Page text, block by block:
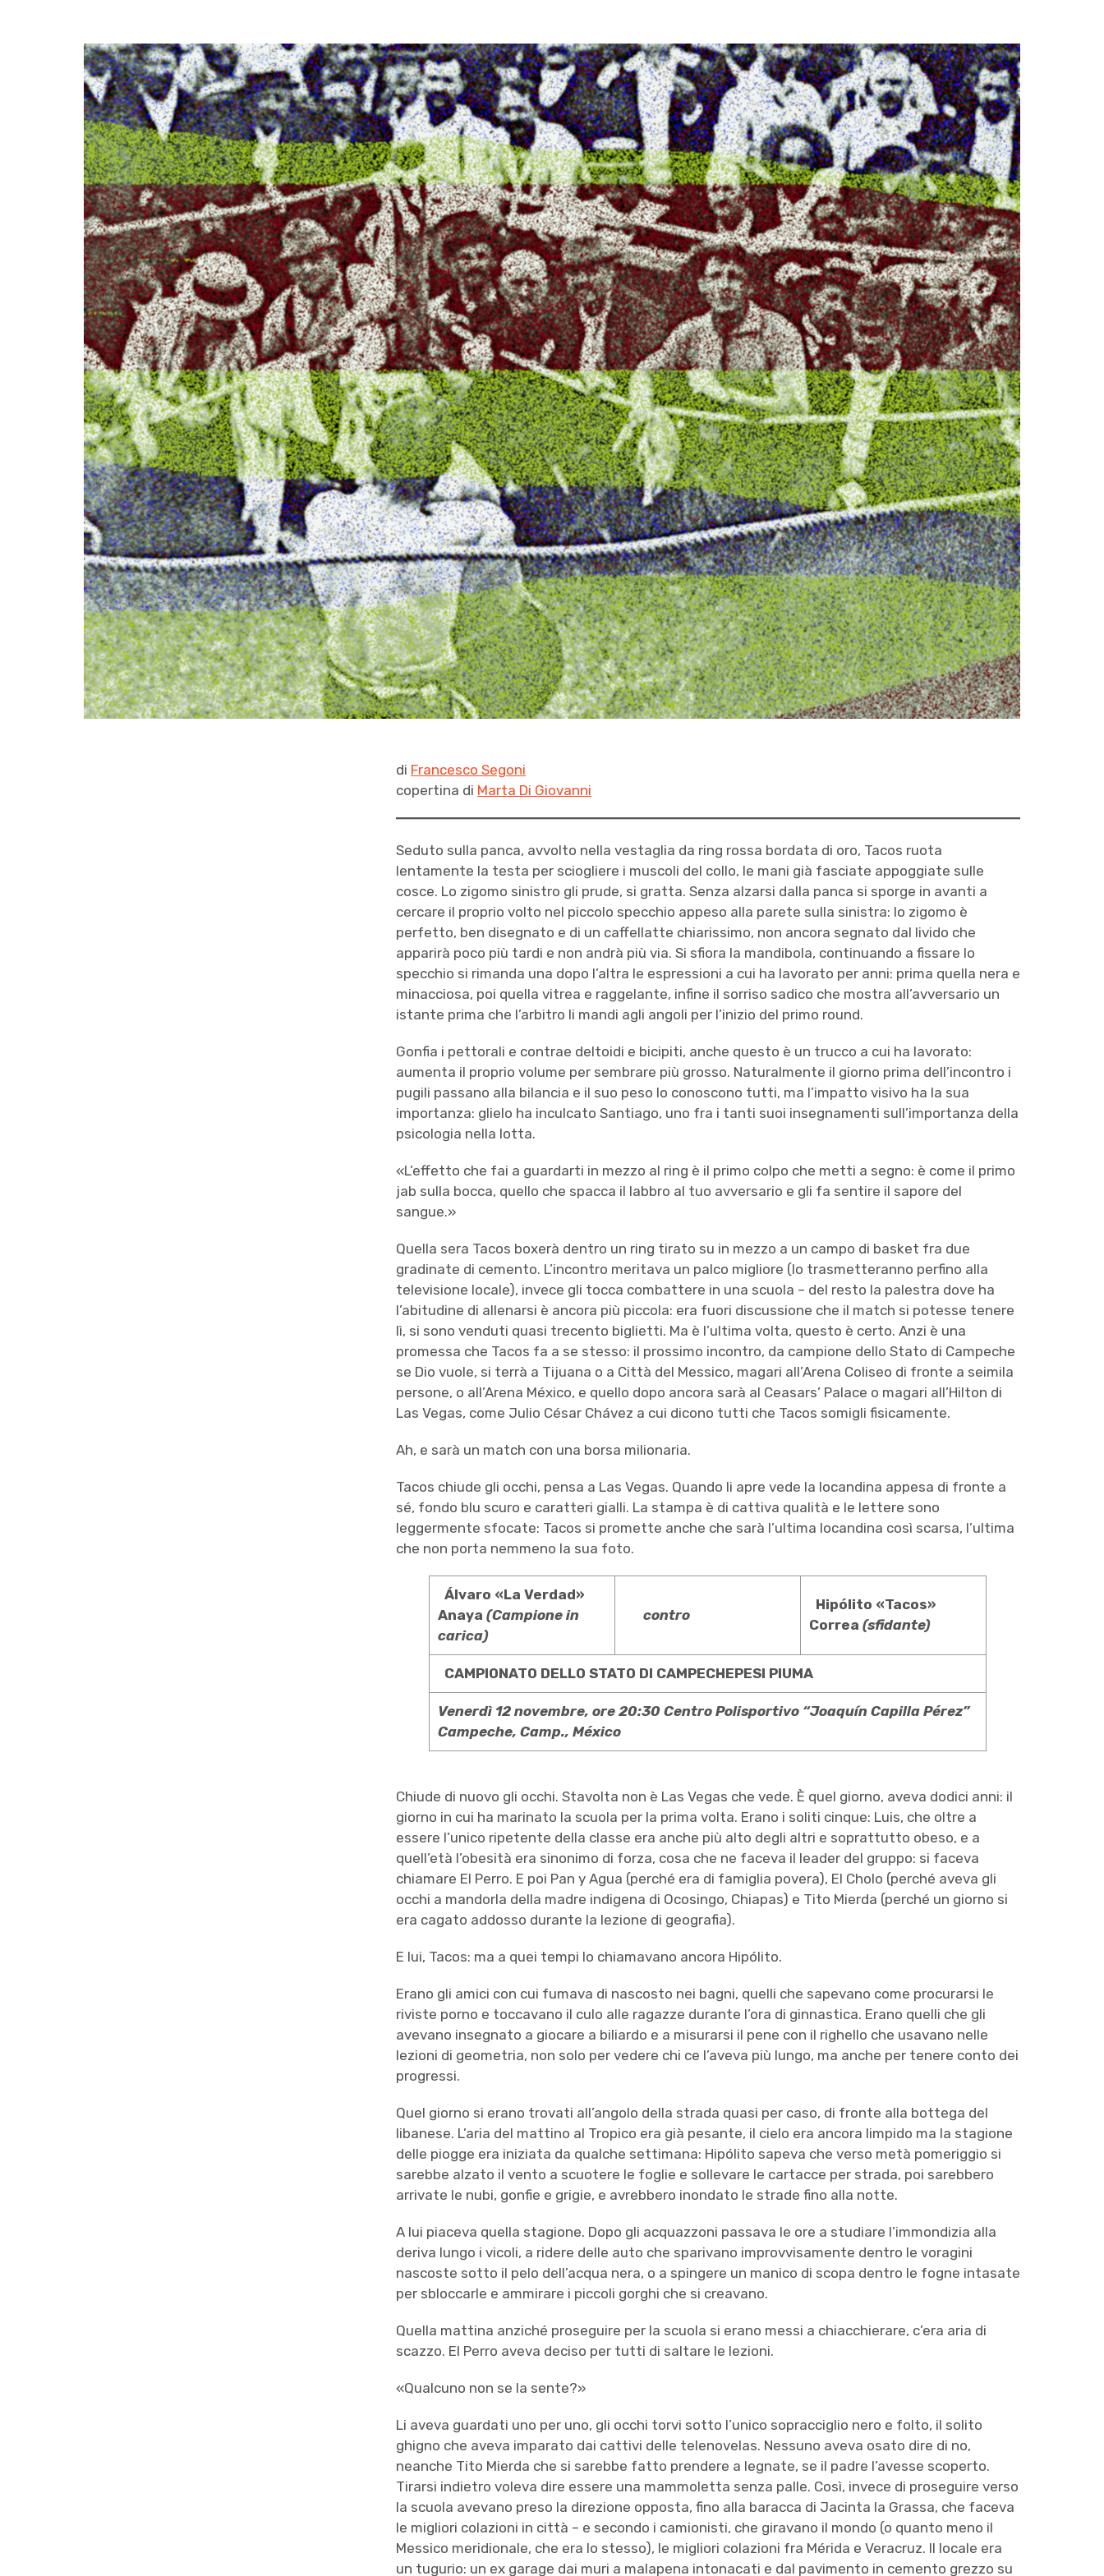
di Francesco Segoni
copertina di Marta Di Giovanni
Seduto sulla panca, avvolto nella vestaglia da ring rossa bordata di oro, Tacos ruota
lentamente la testa per sciogliere i muscoli del collo, le mani già fasciate appoggiate sulle
cosce. Lo zigomo sinistro gli prude, si gratta. Senza alzarsi dalla panca si sporge in avanti a
cercare il proprio volto nel piccolo specchio appeso alla parete sulla sinistra: lo zigomo è
perfetto, ben disegnato e di un caffellatte chiarissimo, non ancora segnato dal livido che
apparirà poco più tardi e non andrà più via. Si sfiora la mandibola, continuando a fissare lo
specchio si rimanda una dopo l’altra le espressioni a cui ha lavorato per anni: prima quella nera e
minacciosa, poi quella vitrea e raggelante, infine il sorriso sadico che mostra all’avversario un
istante prima che l’arbitro li mandi agli angoli per l’inizio del primo round.
Gonfia i pettorali e contrae deltoidi e bicipiti, anche questo è un trucco a cui ha lavorato:
aumenta il proprio volume per sembrare più grosso. Naturalmente il giorno prima dell’incontro i
pugili passano alla bilancia e il suo peso lo conoscono tutti, ma l’impatto visivo ha la sua
importanza: glielo ha inculcato Santiago, uno fra i tanti suoi insegnamenti sull’importanza della
psicologia nella lotta.
«L’effetto che fai a guardarti in mezzo al ring è il primo colpo che metti a segno: è come il primo
jab sulla bocca, quello che spacca il labbro al tuo avversario e gli fa sentire il sapore del
sangue.»
Quella sera Tacos boxerà dentro un ring tirato su in mezzo a un campo di basket fra due
gradinate di cemento. L’incontro meritava un palco migliore (lo trasmetteranno perfino alla
televisione locale), invece gli tocca combattere in una scuola – del resto la palestra dove ha
l’abitudine di allenarsi è ancora più piccola: era fuori discussione che il match si potesse tenere
lì, si sono venduti quasi trecento biglietti. Ma è l’ultima volta, questo è certo. Anzi è una
promessa che Tacos fa a se stesso: il prossimo incontro, da campione dello Stato di Campeche
se Dio vuole, si terrà a Tijuana o a Città del Messico, magari all’Arena Coliseo di fronte a seimila
persone, o all’Arena México, e quello dopo ancora sarà al Ceasars’ Palace o magari all’Hilton di
Las Vegas, come Julio César Chávez a cui dicono tutti che Tacos somigli fisicamente.
Ah, e sarà un match con una borsa milionaria.
Tacos chiude gli occhi, pensa a Las Vegas. Quando li apre vede la locandina appesa di fronte a
sé, fondo blu scuro e caratteri gialli. La stampa è di cattiva qualità e le lettere sono
leggermente sfocate: Tacos si promette anche che sarà l’ultima locandina così scarsa, l’ultima
che non porta nemmeno la sua foto.
Álvaro «La Verdad»
Anaya (Campione in
carica)
contro
Hipólito «Tacos»
Correa (sfidante)
CAMPIONATO DELLO STATO DI CAMPECHEPESI PIUMA
Venerdì 12 novembre, ore 20:30 Centro Polisportivo “Joaquín Capilla Pérez”
Campeche, Camp., México
Chiude di nuovo gli occhi. Stavolta non è Las Vegas che vede. È quel giorno, aveva dodici anni: il
giorno in cui ha marinato la scuola per la prima volta. Erano i soliti cinque: Luis, che oltre a
essere l’unico ripetente della classe era anche più alto degli altri e soprattutto obeso, e a
quell’età l’obesità era sinonimo di forza, cosa che ne faceva il leader del gruppo: si faceva
chiamare El Perro. E poi Pan y Agua (perché era di famiglia povera), El Cholo (perché aveva gli
occhi a mandorla della madre indigena di Ocosingo, Chiapas) e Tito Mierda (perché un giorno si
era cagato addosso durante la lezione di geografia).
E lui, Tacos: ma a quei tempi lo chiamavano ancora Hipólito.
Erano gli amici con cui fumava di nascosto nei bagni, quelli che sapevano come procurarsi le
riviste porno e toccavano il culo alle ragazze durante l’ora di ginnastica. Erano quelli che gli
avevano insegnato a giocare a biliardo e a misurarsi il pene con il righello che usavano nelle
lezioni di geometria, non solo per vedere chi ce l’aveva più lungo, ma anche per tenere conto dei
progressi.
Quel giorno si erano trovati all’angolo della strada quasi per caso, di fronte alla bottega del
libanese. L’aria del mattino al Tropico era già pesante, il cielo era ancora limpido ma la stagione
delle piogge era iniziata da qualche settimana: Hipólito sapeva che verso metà pomeriggio si
sarebbe alzato il vento a scuotere le foglie e sollevare le cartacce per strada, poi sarebbero
arrivate le nubi, gonfie e grigie, e avrebbero inondato le strade fino alla notte.
A lui piaceva quella stagione. Dopo gli acquazzoni passava le ore a studiare l’immondizia alla
deriva lungo i vicoli, a ridere delle auto che sparivano improvvisamente dentro le voragini
nascoste sotto il pelo dell’acqua nera, o a spingere un manico di scopa dentro le fogne intasate
per sbloccarle e ammirare i piccoli gorghi che si creavano.
Quella mattina anziché proseguire per la scuola si erano messi a chiacchierare, c’era aria di
scazzo. El Perro aveva deciso per tutti di saltare le lezioni.
«Qualcuno non se la sente?»
Li aveva guardati uno per uno, gli occhi torvi sotto l’unico sopracciglio nero e folto, il solito
ghigno che aveva imparato dai cattivi delle telenovelas. Nessuno aveva osato dire di no,
neanche Tito Mierda che si sarebbe fatto prendere a legnate, se il padre l’avesse scoperto.
Tirarsi indietro voleva dire essere una mammoletta senza palle. Così, invece di proseguire verso
la scuola avevano preso la direzione opposta, fino alla baracca di Jacinta la Grassa, che faceva
le migliori colazioni in città – e secondo i camionisti, che giravano il mondo (o quanto meno il
Messico meridionale, che era lo stesso), le migliori colazioni fra Mérida e Veracruz. Il locale era
un tugurio: un ex garage dai muri a malapena intonacati e dal pavimento in cemento grezzo su